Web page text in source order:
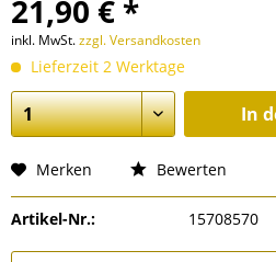
21,90 € *
inkl. MwSt.zzgl. Versandkosten
Lieferzeit 2 Werktage
In
Merken Bewerten
Artikel-Nr.: 15708570